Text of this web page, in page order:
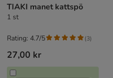
TIAKI manet kattspö
1 st
27,00 kr
Rating: 4.7/5 (3)